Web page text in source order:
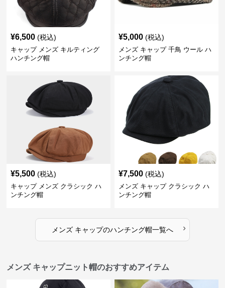
¥6,500 (税込)
キャップ メンズ キルティング
ハンチング帽
¥5,000 (税込)
メンズ キャップ 千鳥 ウール ハ
ンチング帽
¥5,500 (税込)
キャップ メンズ クラシック ハ
ンチング帽
¥7,500 (税込)
メンズ キャップ クラシック ハ
ンチング帽
メンズ キャップのハンチング帽一覧へ ›
メンズ キャップニット帽のおすすめアイテム